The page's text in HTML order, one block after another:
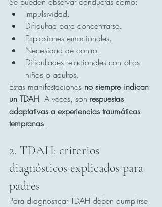
Impulsividad.
Dificultad para concentrarse.
Explosiones emocionales.
Necesidad de control.
Dificultades relacionales con otros
niños o adultos.
Estas manifestaciones no siempre indican
un TDAH. A veces, son respuestas
adaptativas a experiencias traumáticas
tempranas.
2. TDAH: criterios
diagnósticos explicados para
padres
Para diagnosticar TDAH deben cumplirse